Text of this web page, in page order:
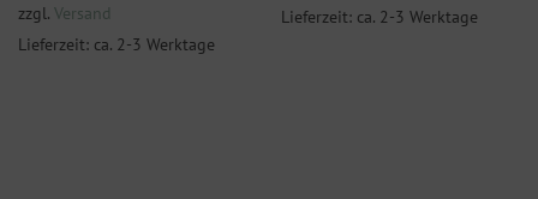
zzgl. Versand
Lieferzeit: ca. 2-3 Werktage
Lieferzeit: ca. 2-3 Werktage